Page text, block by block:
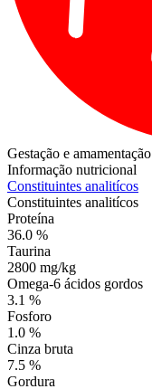
Gestação e amamentação
Informação nutricional
Constituintes analitícos
Constituintes analitícos
Proteína
36.0 %
Taurina
2800 mg/kg
Omega-6 ácidos gordos
3.1 %
Fosforo
1.0 %
Cinza bruta
7.5 %
Gordura